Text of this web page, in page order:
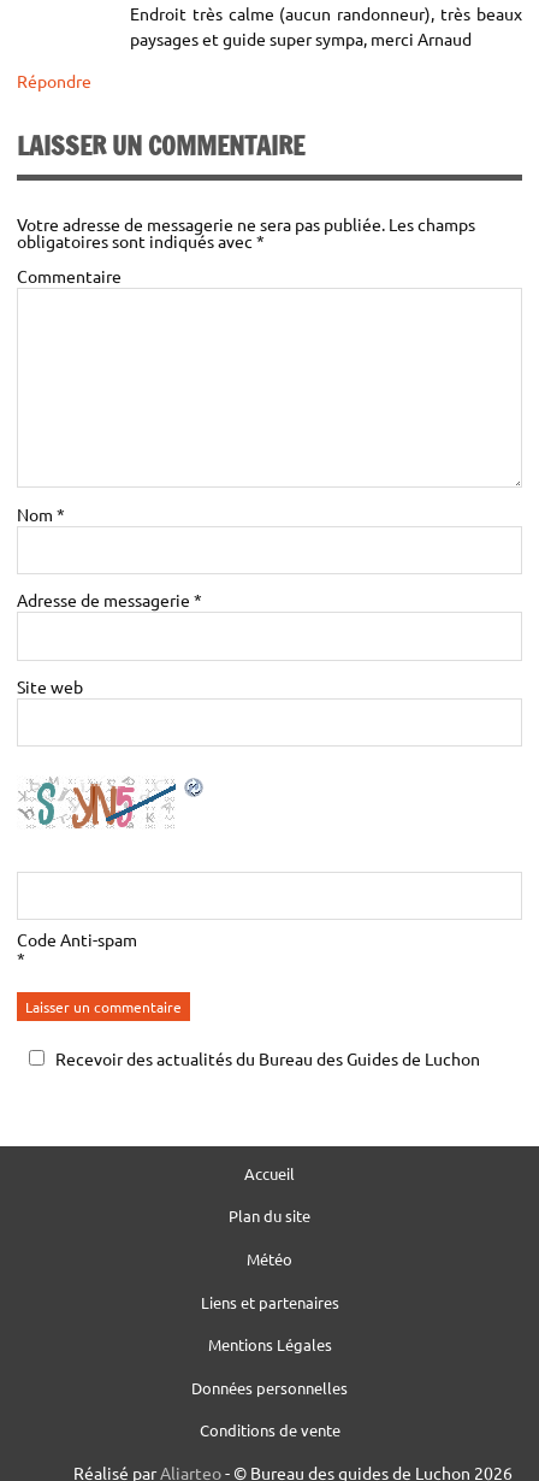
Nous vous rappelons que le transport n’est pas
Tarifs engagement³:
(pour le groupe)
Préférentiel¹:170 €
Endroit très calme (aucun randonneur), très beaux
paysages et guide super sympa, merci Arnaud
Répondre
LAISSER UN COMMENTAIRE
Votre adresse de messagerie ne sera pas publiée. Les champs
obligatoires sont indiqués avec*
Commentaire
Nom*
Adresse de messagerie*
Site web
Code Anti-spam
*
Recevoir des actualités du Bureau des Guides de Luchon
Accueil
Plan du site
Météo
Liens et partenaires
Mentions Légales
Données personnelles
Conditions de vente
Réalisé parAliarteo- © Bureau des guides de Luchon 2026